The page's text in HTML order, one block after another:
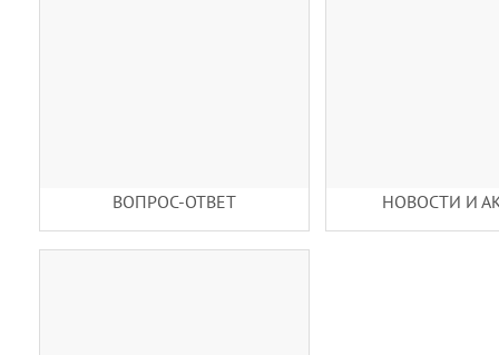
ВОПРОС-ОТВЕТ НОВОСТИ И